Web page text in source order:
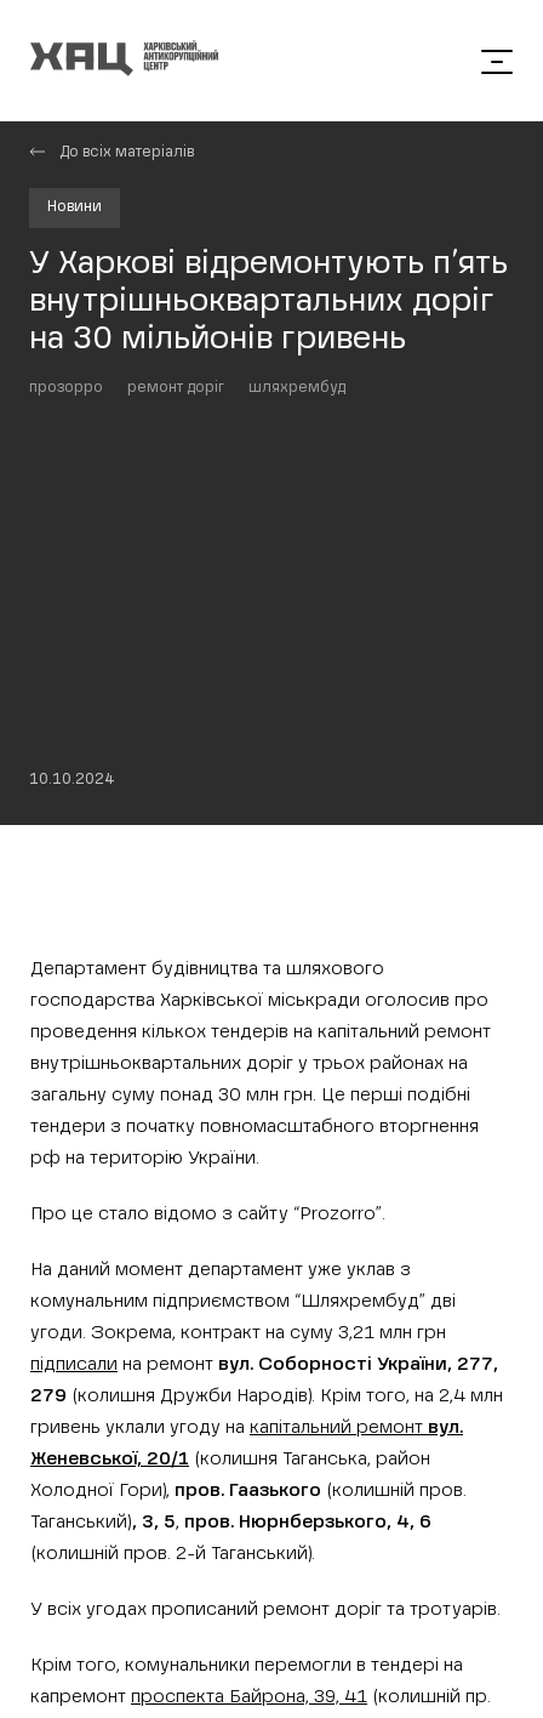
До всіх матеріалів
Новини
У Харкові відремонтують п’ять
внутрішньоквартальних доріг
на 30 мільйонів гривень
прозорро ремонт доріг шляхрембуд
10.10.2024
Департамент будівництва та шляхового
господарства Харківської міськради оголосив про
проведення кількох тендерів на капітальний ремонт
внутрішньоквартальних доріг у трьох районах на
загальну суму понад 30 млн грн. Це перші подібні
тендери з початку повномасштабного вторгнення
рф на територію України.
Про це стало відомо з сайту “Prozorro”.
На даний момент департамент уже уклав з
комунальним підприємством “Шляхрембуд” дві
угоди. Зокрема, контракт на суму 3,21 млн грн
підписали на ремонт вул. Соборності України, 277,
279 (колишня Дружби Народів). Крім того, на 2,4 млн
гривень уклали угоду на капітальний ремонт вул.
Женевської, 20/1 (колишня Таганська, район
Холодної Гори), пров. Гаазького (колишній пров.
Таганський), 3, 5, пров. Нюрнберзького, 4, 6
(колишній пров. 2-й Таганський).
У всіх угодах прописаний ремонт доріг та тротуарів.
Крім того, комунальники перемогли в тендері на
капремонт проспекта Байрона, 39, 41 (колишній пр.